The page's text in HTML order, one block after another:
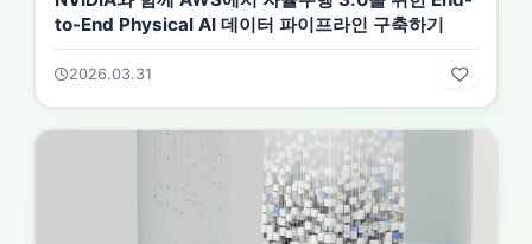
to-End Physical AI 데이터 파이프라인 구축하기
2026.03.31